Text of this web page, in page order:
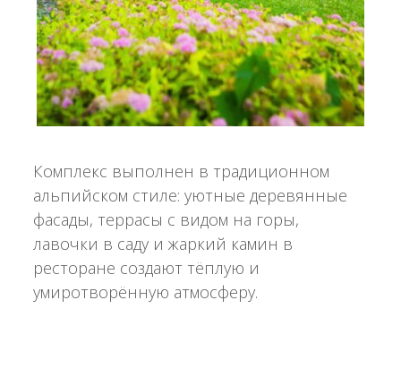
Комплекс выполнен в традиционном
альпийском стиле: уютные деревянные
фасады, террасы с видом на горы,
лавочки в саду и жаркий камин в
ресторане создают тёплую и
умиротворённую атмосферу.